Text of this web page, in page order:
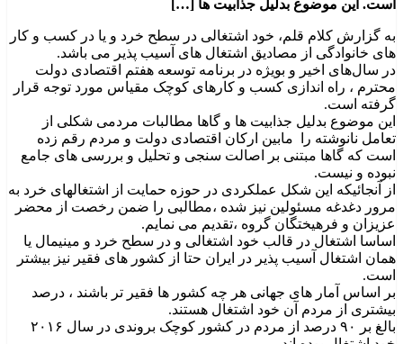
است. این موضوع بدلیل جذابیت ها […]
به گزارش کلام قلم، خود اشتغالی در سطح خرد و یا در کسب و کار
های خانوادگی از مصادیق اشتغال های آسیب پذیر می باشد.
در سال‌های اخیر و بویژه در برنامه توسعه هفتم اقتصادی دولت
محترم ، راه اندازی کسب و کارهای کوچک مقیاس مورد توجه قرار
گرفته است.
این موضوع بدلیل جذابیت ها و گاها مطالبات مردمی شکلی از
تعامل نانوشته را مابین ارکان اقتصادی دولت و مردم رقم زده
است که گاها مبتنی بر اصالت سنجی و تحلیل و بررسی های جامع
نبوده و نیست.
از آنجائیکه این شکل عملکردی در حوزه حمایت از اشتغالهای خرد به
مرور دغدغه مسئولین نیز شده ،مطالبی را ضمن رخصت از محضر
عزیزان و فرهیختگان گروه ،تقدیم می نمایم.
اساسا اشتغال در قالب خود اشتغالی و در سطح خرد و مینیمال یا
همان اشتغال آسیب پذیر در ایران حتا از کشور های فقیر نیز بیشتر
است.
بر اساس آمار های جهانی هر چه کشور ها فقیر تر باشند ، درصد
بیشتری از مردم آن خود اشتغال هستند.